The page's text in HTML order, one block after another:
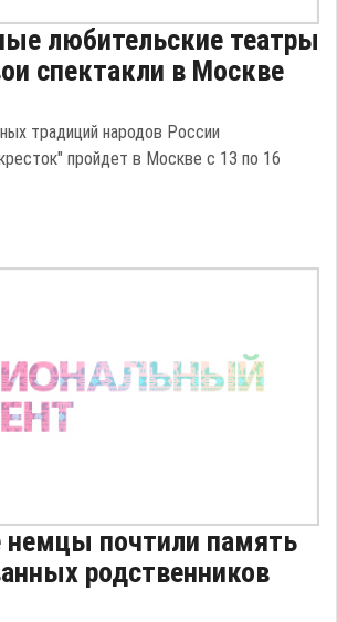
любительские театры
спектакли в Москве
традиций народов России
пройдет в Москве с 13 по 16
немцы почтили память
родственников